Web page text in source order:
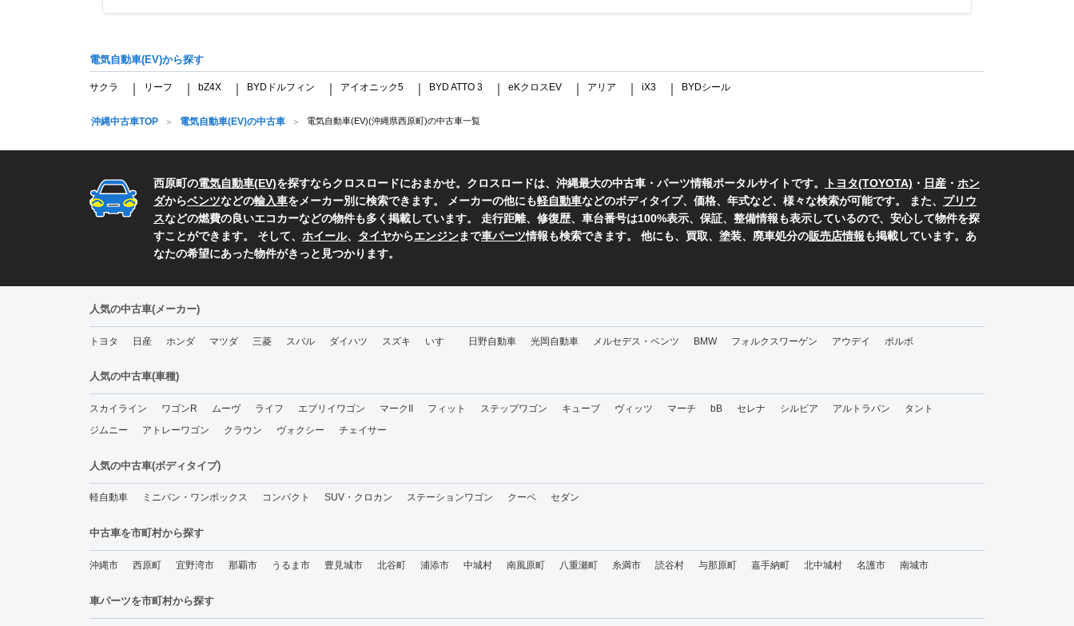
電気自動車(EV)から探す
サクラ リーフ bZ4X BYDドルフィン アイオニック5 BYD ATTO 3 eKクロスEV アリア iX3 BYDシール
沖縄中古車TOP 電気自動車(EV)の中古車 電気自動車(EV)(沖縄県西原町)の中古車一覧
西原町の電気自動車(EV)を探すならクロスロードにおまかせ。クロスロードは、沖縄最大の中古車・パーツ情報ポータルサイトです。 トヨタ(TOYOTA) ・ 日産 ・ ホン
ダからベンツなどの輸入車をメーカー別に検索できます。 メーカーの他にも軽自動車などのボディタイプ、価格、年式など、様々な検索が可能です。 また、 プリウ
スなどの燃費の良いエコカーなどの物件も多く掲載しています。 走行距離、修復歴、車台番号は100%表示、保証、整備情報も表示しているので、安心して物件を探
すことができます。 そして、 ホイール、 タイヤからエンジンまで車パーツ情報も検索できます。 他にも、買取、塗装、廃車処分の販売店情報も掲載しています。あ
なたの希望にあった物件がきっと見つかります。
人気の中古車(メーカー)
トヨタ 日産 ホンダ マツダ 三菱 スバル ダイハツ スズキ いすゞ 日野自動車 光岡自動車 メルセデス・ベンツ BMW フォルクスワーゲン アウデイ ボルボ
人気の中古車(車種)
スカイライン ワゴンR ムーヴ ライフ エブリイワゴン マークII フィット ステップワゴン キューブ ヴィッツ マーチ bB セレナ シルビア アルトラパン
タント
ジムニー
アトレーワゴン クラウン ヴォクシー チェイサー
人気の中古車(ボディタイプ)
軽自動車 ミニバン・ワンボックス コンパクト SUV・クロカン ステーションワゴン クーペ セダン
中古車を市町村から探す
沖縄市 西原町 宜野湾市 那覇市 うるま市 豊見城市 北谷町 浦添市 中城村 南風原町 八重瀬町 糸満市 読谷村 与那原町 嘉手納町 北中城村 名護市 南城市
車パーツを市町村から探す